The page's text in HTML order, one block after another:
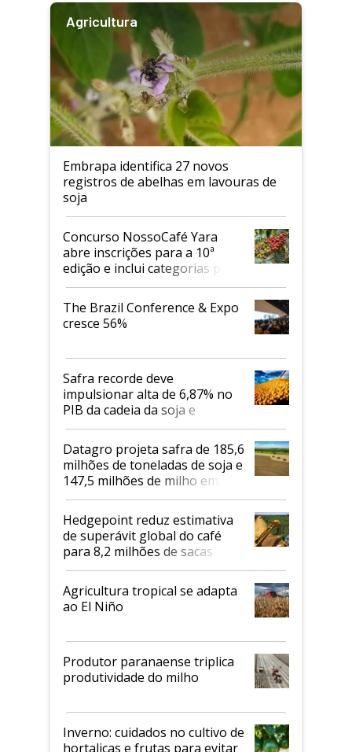
Agricultura
Embrapa identifica 27 novos
registros de abelhas em lavouras de
soja
Concurso NossoCafé Yara
abre inscrições para a 10ª
edição e inclui categorias para
cafés Canephora
The Brazil Conference & Expo
cresce 56%
Safra recorde deve
impulsionar alta de 6,87% no
PIB da cadeia da soja e
biodiesel em 2026
Datagro projeta safra de 185,6
milhões de toneladas de soja e
147,5 milhões de milho em
2026/27
Hedgepoint reduz estimativa
de superávit global do café
para 8,2 milhões de sacas
Agricultura tropical se adapta
ao El Niño
Produtor paranaense triplica
produtividade do milho
Inverno: cuidados no cultivo de
hortaliças e frutas para evitar